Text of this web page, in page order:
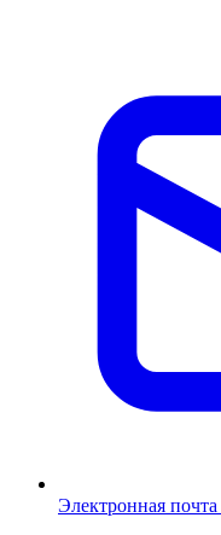
Электронная почта